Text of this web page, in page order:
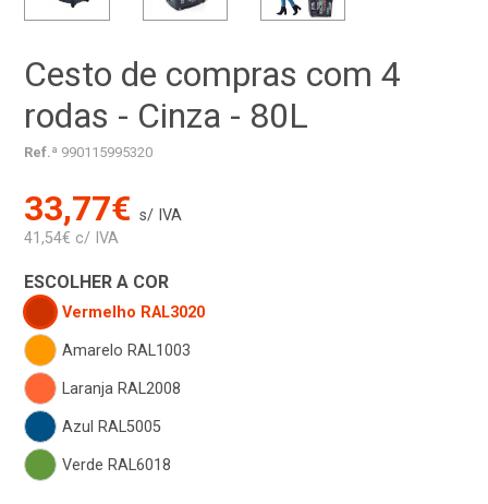
Cesto de compras com 4
rodas - Cinza - 80L
Ref.ª 990115995320
33,77€ s/ IVA
41,54€ c/ IVA
ESCOLHER A COR
Vermelho RAL3020
Amarelo RAL1003
Laranja RAL2008
Azul RAL5005
Verde RAL6018